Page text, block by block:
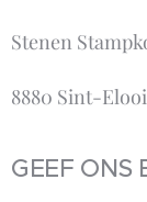
Stenen
8880 Sint-
GEEF ONS